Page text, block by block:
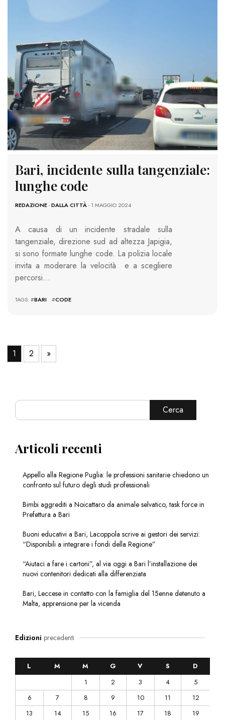
Bari, incidente sulla tangenziale:
lunghe code
REDAZIONE-DALLA CITTÀ- 1 MAGGIO 2024
A causa di un incidente stradale sulla
tangenziale, direzione sud ad altezza Japigia,
si sono formate lunghe code. La polizia locale
invita a moderare la velocità e a scegliere
percorsi…
TAGS: #BARI #CODE
1 2 »
Cerca
Articoli recenti
Appello alla Regione Puglia: le professioni sanitarie chiedono un
confronto sul futuro degli studi professionali
Bimbi aggrediti a Noicattaro da animale selvatico, task force in
Prefettura a Bari
Buoni educativi a Bari, Lacoppola scrive ai gestori dei servizi:
“Disponibili a integrare i fondi della Regione”
“Aiutaci a fare i cartoni”, al via oggi a Bari l’installazione dei
nuovi contenitori dedicati alla differenziata
Bari, Leccese in contatto con la famiglia del 15enne detenuto a
Malta, apprensione per la vicenda
Edizioni precedenti
L M M G V S
D
1
2 3 4
5
6
7 8 9 10 11
12
13
14 15 16 17 18
19